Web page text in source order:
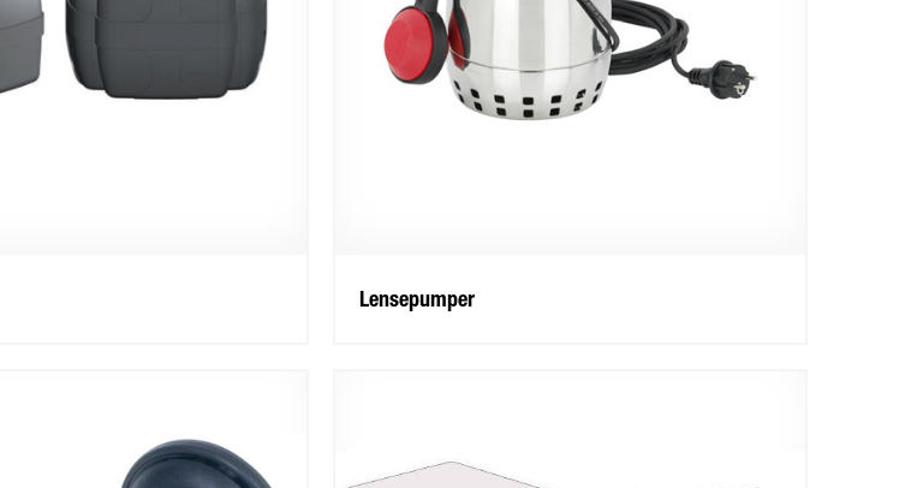
Lensepumper